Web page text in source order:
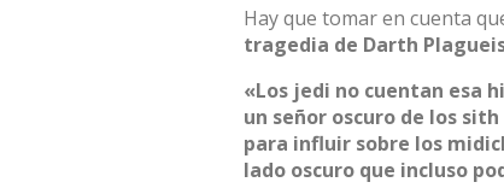
Hay que tomar en cuenta
tragedia de Darth
«Los jedi no cuentan esa
un señor oscuro de los
para influir sobre los
lado oscuro que incluso